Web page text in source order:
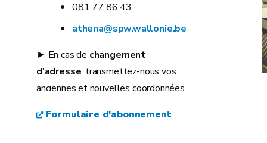
081 77 86 43
athena@spw.wallonie.be
► En cas de changement
d'adresse, transmettez-nous vos
anciennes et nouvelles coordonnées.
Formulaire d'abonnement